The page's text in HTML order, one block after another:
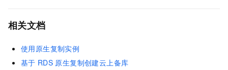
相关文档
使用原生复制实例
基于 RDS 原生复制创建云上备库